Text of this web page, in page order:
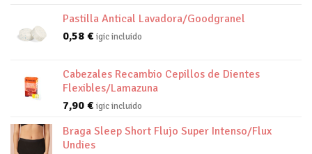
Pastilla Antical Lavadora/Goodgranel
0,58 € igic incluido
Cabezales Recambio Cepillos de Dientes
Flexibles/Lamazuna
7,90 € igic incluido
Braga Sleep Short Flujo Super Intenso/Flux
Undies